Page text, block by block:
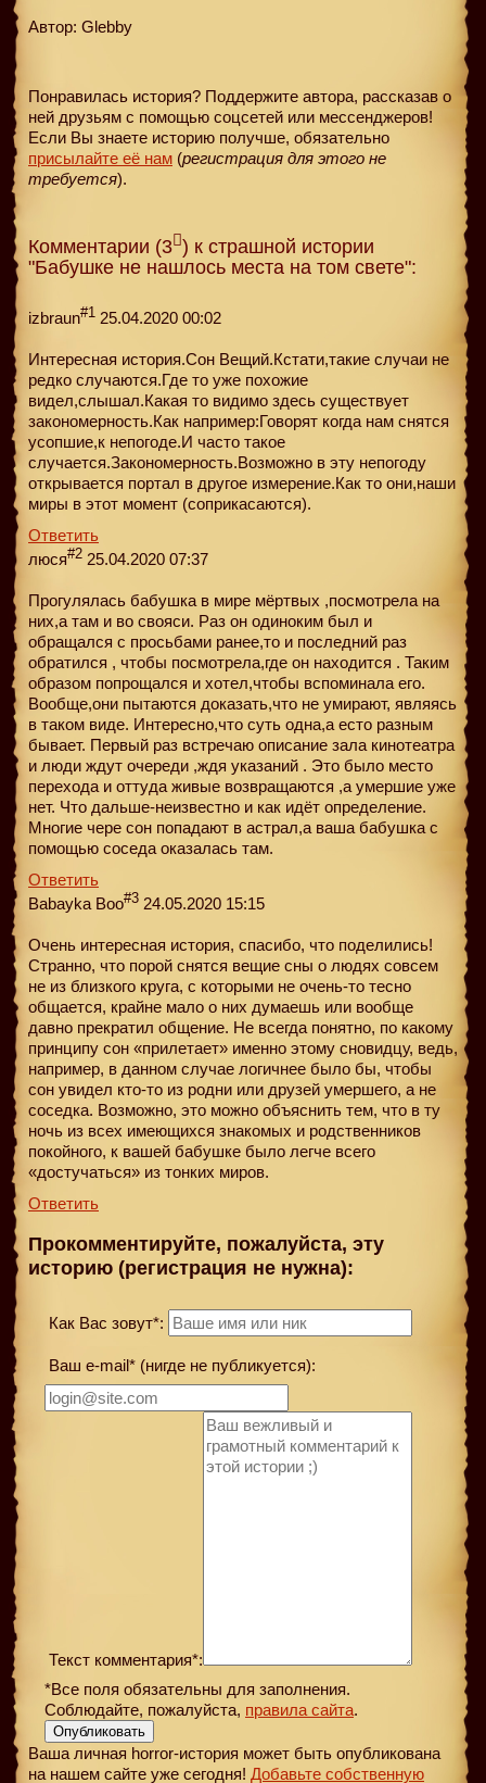
Автор: Glebby
Понравилась история? Поддержите автора, рассказав о
ней друзьям с помощью соцсетей или мессенджеров!
Если Вы знаете историю получше, обязательно
присылайте её нам (регистрация для этого не
требуется).
Комментарии (3 ) к страшной истории
"Бабушке не нашлось места на том свете":
izbraun#1 25.04.2020 00:02
Интересная история.Сон Вещий.Кстати,такие случаи не
редко случаются.Где то уже похожие
видел,слышал.Какая то видимо здесь существует
закономерность.Как например:Говорят когда нам снятся
усопшие,к непогоде.И часто такое
случается.Закономерность.Возможно в эту непогоду
открывается портал в другое измерение.Как то они,наши
миры в этот момент (соприкасаются).
Ответить
люся#2 25.04.2020 07:37
Прогулялась бабушка в мире мёртвых ,посмотрела на
них,а там и во свояси. Раз он одиноким был и
обращался с просьбами ранее,то и последний раз
обратился , чтобы посмотрела,где он находится . Таким
образом попрощался и хотел,чтобы вспоминала его.
Вообще,они пытаются доказать,что не умирают, являясь
в таком виде. Интересно,что суть одна,а есто разным
бывает. Первый раз встречаю описание зала кинотеатра
и люди ждут очереди ,ждя указаний . Это было место
перехода и оттуда живые возвращаются ,а умершие уже
нет. Что дальше-неизвестно и как идёт определение.
Многие чере сон попадают в астрал,а ваша бабушка с
помощью соседа оказалась там.
Ответить
Babayka Boo#3 24.05.2020 15:15
Очень интересная история, спасибо, что поделились!
Странно, что порой снятся вещие сны о людях совсем
не из близкого круга, с которыми не очень-то тесно
общается, крайне мало о них думаешь или вообще
давно прекратил общение. Не всегда понятно, по какому
принципу сон «прилетает» именно этому сновидцу, ведь,
например, в данном случае логичнее было бы, чтобы
сон увидел кто-то из родни или друзей умершего, а не
соседка. Возможно, это можно объяснить тем, что в ту
ночь из всех имеющихся знакомых и родственников
покойного, к вашей бабушке было легче всего
«достучаться» из тонких миров.
Ответить
Прокомментируйте, пожалуйста, эту
историю (регистрация не нужна):
Как Вас зовут*:
Ваш e-mail* (нигде не публикуется):
Текст комментария*:
*Все поля обязательны для заполнения.
Соблюдайте, пожалуйста, правила сайта.
Опубликовать
Ваша личная horror-история может быть опубликована
на нашем сайте уже сегодня! Добавьте собственную